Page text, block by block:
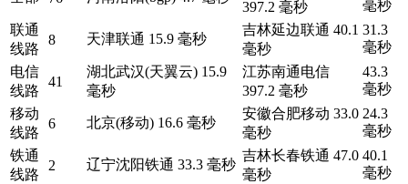
397.2 毫秒
毫秒
联通
线路
8 天津联通 15.9 毫秒
吉林延边联通 40.1
毫秒
31.3
毫秒
电信
线路
41
湖北武汉(天翼云) 15.9
毫秒
江苏南通电信
397.2 毫秒
43.3
毫秒
移动
线路
6 北京(移动) 16.6 毫秒
安徽合肥移动 33.0
毫秒
24.3
毫秒
铁通
线路
2 辽宁沈阳铁通 33.3 毫秒
吉林长春铁通 47.0
毫秒
40.1
毫秒